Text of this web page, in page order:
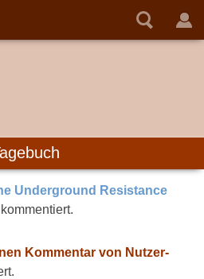
Underground Resistance
kommentiert.
Kommentar von Nutzer-